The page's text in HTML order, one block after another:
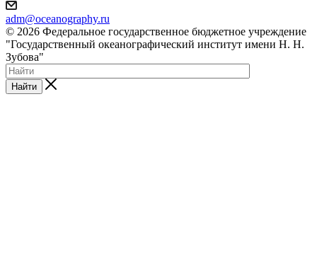
adm@oceanography.ru
© 2026 Федеральное государственное бюджетное учреждение
"Государственный океанографический институт имени Н. Н.
Зубова"
Найти